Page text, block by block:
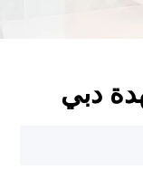
دبي